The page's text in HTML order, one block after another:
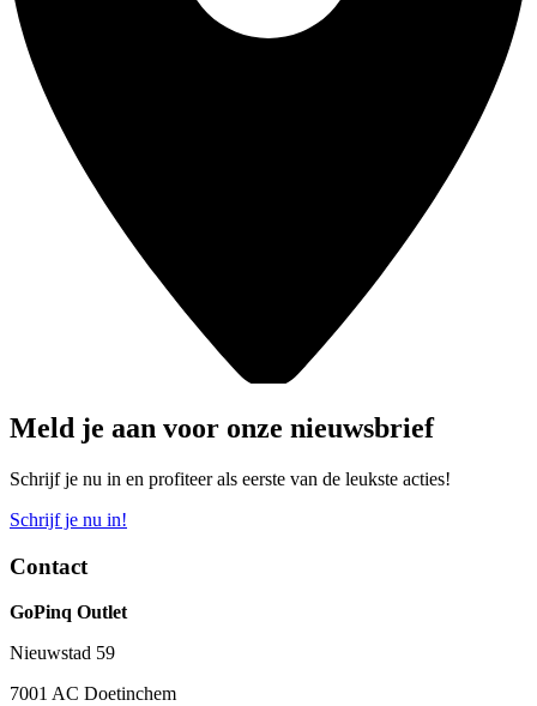
Meld je aan voor onze nieuwsbrief
Schrijf je nu in en profiteer als eerste van de leukste acties!
Schrijf je nu in!
Contact
GoPinq Outlet
Nieuwstad 59
7001 AC Doetinchem